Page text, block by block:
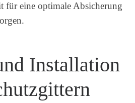
für eine optimale Absicherung
Installation